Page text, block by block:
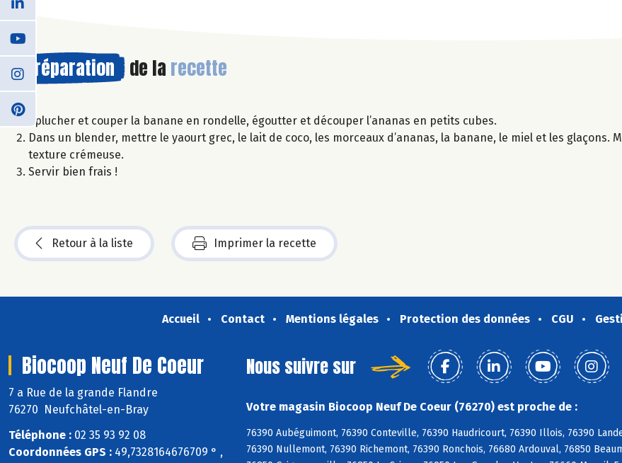
Préparation de la recette
Éplucher et couper la banane en rondelle, égoutter et découper l’ananas en petits cubes.
Dans un blender, mettre le yaourt grec, le lait de coco, les morceaux d’ananas, la banane, le miel et les glaçons.
texture crémeuse.
Servir bien frais !
Retour à la liste Imprimer la recette
Accueil Contact Mentions légales Protection des données CGU
Biocoop Neuf De Coeur
7 a Rue de la grande Flandre
76270 Neufchâtel-en-Bray
Téléphone : 02 35 93 92 08
Coordonnées GPS : 49,7328164676709 ° ,
Nous suivre sur
Votre magasin Biocoop Neuf De Coeur (76270) est proche de :
76390 Aubéguimont, 76390 Conteville, 76390 Haudricourt, 76390 Illois, 76390
76390 Nullemont, 76390 Richemont, 76390 Ronchois, 76680 Ardouval, 76850